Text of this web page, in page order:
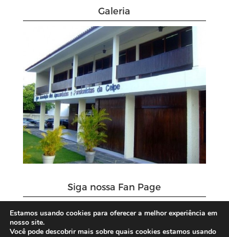
Galeria
Siga nossa Fan Page
Estamos usando cookies para oferecer a melhor experiência em
nosso site.
Você pode descobrir mais sobre quais cookies estamos usando